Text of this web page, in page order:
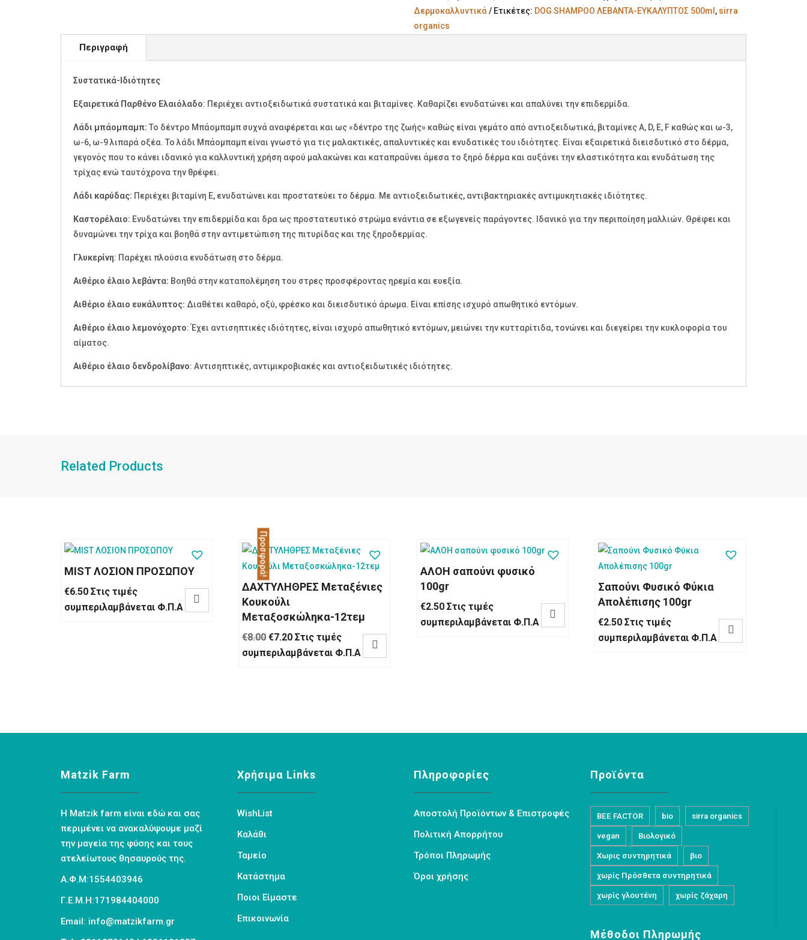
Δερμοκαλλυντικά
Ετικέτες: DOG SHAMPOO ΛΕΒΑΝΤΑ-ΕΥΚΑΛΥΠΤΟΣ 500ml , sirra
organics
Περιγραφή
Συστατικά-Ιδιότητες
Εξαιρετικά Παρθένο Ελαιόλαδο: Περιέχει αντιοξειδωτικά συστατικά και βιταμίνες. Καθαρίζει ενυδατώνει και απαλύνει την επιδερμίδα.
Λάδι μπάομπαμπ: Το δέντρο Μπάομπαμπ συχνά αναφέρεται και ως «δέντρο της ζωής» καθώς είναι γεμάτο από αντιοξειδωτικά, βιταμίνες Α, D, E, F καθώς και ω-3,
ω-6, ω-9 λιπαρά οξέα. Το λάδι Μπάομπαμπ είναι γνωστό για τις μαλακτικές, απαλυντικές και ενυδατικές του ιδιότητες. Είναι εξαιρετικά διεισδυτικό στο δέρμα,
γεγονός που το κάνει ιδανικό για καλλυντική χρήση αφού μαλακώνει και καταπραΰνει άμεσα το ξηρό δέρμα και αυξάνει την ελαστικότητα και ενυδάτωση της
τρίχας ενώ ταυτόχρονα την θρέφει.
Λάδι καρύδας: Περιέχει βιταμίνη Ε, ενυδατώνει και προστατεύει το δέρμα. Με αντιοξειδωτικές, αντιβακτηριακές αντιμυκητιακές ιδιότητες.
Καστορέλαιο: Ενυδατώνει την επιδερμίδα και δρα ως προστατευτικό στρώμα ενάντια σε εξωγενείς παράγοντες. Ιδανικό για την περιποίηση μαλλιών. Θρέφει και
δυναμώνει την τρίχα και βοηθά στην αντιμετώπιση της πιτυρίδας και της ξηροδερμίας.
Γλυκερίνη: Παρέχει πλούσια ενυδάτωση στο δέρμα.
Αιθέριο έλαιο λεβάντα: Βοηθά στην καταπολέμηση του στρες προσφέροντας ηρεμία και ευεξία.
Αιθέριο έλαιο ευκάλυπτος: Διαθέτει καθαρό, οξύ, φρέσκο και διεισδυτικό άρωμα. Είναι επίσης ισχυρό απωθητικό εντόμων.
Αιθέριο έλαιο λεμονόχορτο: Έχει αντισηπτικές ιδιότητες, είναι ισχυρό απωθητικό εντόμων, μειώνει την κυτταρίτιδα, τονώνει και διεγείρει την κυκλοφορία του
αίματος.
Αιθέριο έλαιο δενδρολίβανο: Αντισηπτικές, αντιμικροβιακές και αντιοξειδωτικές ιδιότητες.
Related Products
MIST ΛΟΣΙΟΝ ΠΡΟΣΩΠΟΥ
€6.50 Στις τιμές
συμπεριλαμβάνεται Φ.Π.Α

Προσφορά!
ΔΑΧΤΥΛΗΘΡΕΣ Μεταξένιες
Κουκούλι
Μεταξοσκώληκα-12τεμ
€8.00Original
price
€7.20Η
τρέχουσα
Στις τιμές
συμπεριλαμβάνεται Φ.Π.Α

ΑΛΟΗ σαπούνι φυσικό
100gr
€2.50 Στις τιμές
συμπεριλαμβάνεται Φ.Π.Α

Σαπούνι Φυσικό Φύκια
Απολέπισης 100gr
€2.50 Στις τιμές
συμπεριλαμβάνεται Φ.Π.Α

Matzik Farm
Η Matzik farm είναι εδώ και σας
περιμένει να ανακαλύψουμε μαζί
την μαγεία της φύσης και τους
ατελείωτους θησαυρούς της.
Α.Φ.Μ:1554403946
Γ.Ε.Μ.Η:171984404000
Email: info@matzikfarm.gr
Χρήσιμα Links
WishList
Καλάθι
Ταμείο
Κατάστημα
Ποιοι Είμαστε
Επικοινωνία
Πληροφορίες
Αποστολή Προϊόντων & Επιστροφές
Πολιτική Απορρήτου
Τρόποι Πληρωμής
Όροι χρήσης
Προϊόντα
BEE FACTOR bio sirra organics
vegan Βιολογικό
Χωρις συντηρητικά βιο
χωρίς Πρόσθετα συντηρητικά
χωρίς γλουτένη χωρίς ζάχαρη
Μέθοδοι Πληρωμής